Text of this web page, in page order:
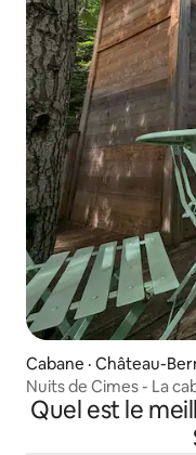
Cabane · Château-
Nuits de Cimes - La
Quel est le